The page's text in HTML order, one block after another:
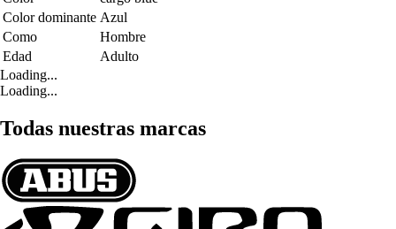
Color dominante Azul
Como
Hombre
Edad
Adulto
Loading...
Loading...
Todas nuestras marcas